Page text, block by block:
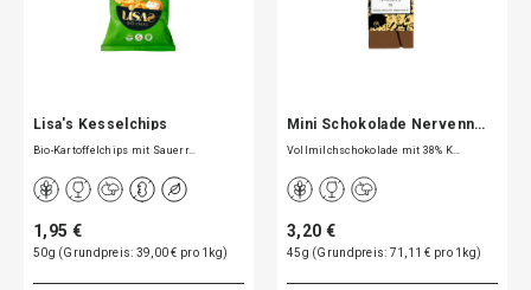
Lisa's Kesselchips
Bio-Kartoffelchips mit Sauerr…
1,95 €
50g (Grundpreis: 39,00 € pro 1kg)
Mini Schokolade Nervenn…
Vollmilchschokolade mit 38% K…
3,20 €
45g (Grundpreis: 71,11 € pro 1kg)